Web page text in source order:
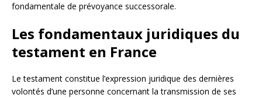
fondamentale de prévoyance successorale.
Les fondamentaux juridiques du
testament en France
Le testament constitue l’expression juridique des dernières
volontés d’une personne concernant la transmission de ses